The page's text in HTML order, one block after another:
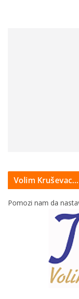
Volim
Pomozi nam da